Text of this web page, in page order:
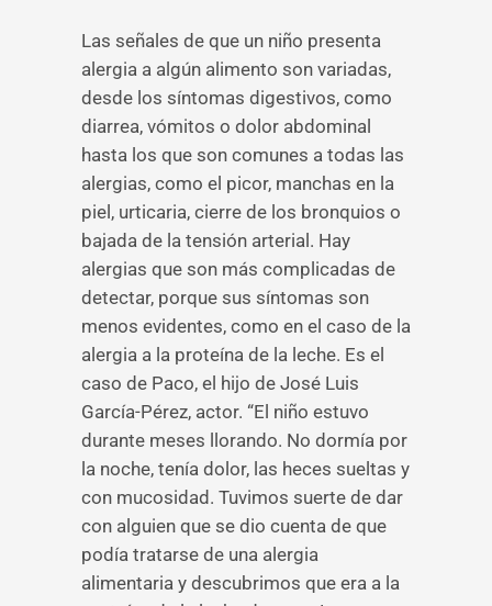
Las señales de que un niño presenta
alergia a algún alimento son variadas,
desde los síntomas digestivos, como
diarrea, vómitos o dolor abdominal
hasta los que son comunes a todas las
alergias, como el picor, manchas en la
piel, urticaria, cierre de los bronquios o
bajada de la tensión arterial. Hay
alergias que son más complicadas de
detectar, porque sus síntomas son
menos evidentes, como en el caso de la
alergia a la proteína de la leche. Es el
caso de Paco, el hijo de José Luis
García-Pérez, actor. “El niño estuvo
durante meses llorando. No dormía por
la noche, tenía dolor, las heces sueltas y
con mucosidad. Tuvimos suerte de dar
con alguien que se dio cuenta de que
podía tratarse de una alergia
alimentaria y descubrimos que era a la